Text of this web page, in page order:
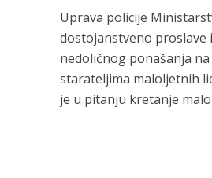
Uprava policije
dostojanstveno proslave
nedoličnog ponašanja
starateljima maloljetnih
je u pitanju kretanje